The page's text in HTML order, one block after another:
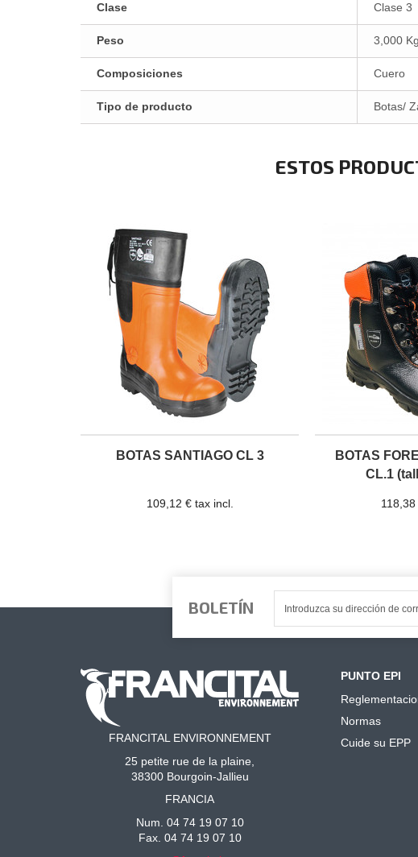
Clase Clase 3
Peso 3,000 Kg
Composiciones Cuero
Tipo de producto Botas/
ESTOS
BOTAS SANTIAGO CL 3
109,12 € tax incl.
BOTAS
CL.1
118,38
BOLETÍN
FRANCITAL ENVIRONNEMENT
25 petite rue de la plaine,
38300 Bourgoin-Jallieu
FRANCIA
Num. 04 74 19 07 10
Fax. 04 74 19 07 10
PUNTO EPI
Normas
Cuide su EPP